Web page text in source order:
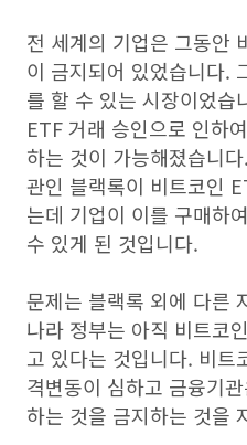
전 세계의 기업은 그동안
이 금지되어 있었습니다.
를 할 수 있는 시장이었습
ETF 거래 승인으로 인하
하는 것이 가능해졌습니
관인 블랙록이 비트코인
는데 기업이 이를 구매하
수 있게 된 것입니다.
문제는 블랙록 외에 다른
나라 정부는 아직 비트코
고 있다는 것입니다. 비트
격변동이 심하고 금융기
하는 것을 금지하는 것을